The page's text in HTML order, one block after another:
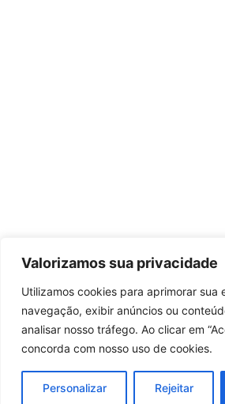
Valorizamos sua privacidade
Utilizamos cookies para aprimorar sua
navegação, exibir anúncios ou
analisar nosso tráfego. Ao clicar em
concorda com nosso uso de cookies.
Personalizar Rejeitar